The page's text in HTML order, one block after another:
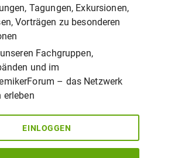
Tagungen, Exkursionen,
Vorträgen zu besonderen
Fachgruppen,
und im
– das Netzwerk
erleben
EINLOGGEN